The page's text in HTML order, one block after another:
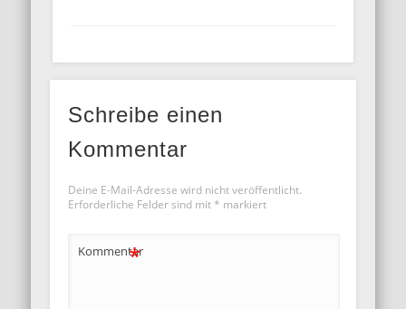
Schreibe einen
Kommentar
Deine E-Mail-Adresse wird nicht veröffentlicht.
Erforderliche Felder sind mit * markiert
Kommentar
*